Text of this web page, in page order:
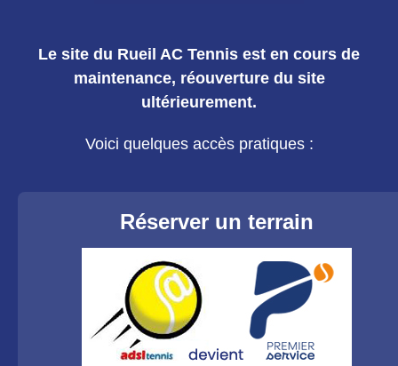
Le site du Rueil AC Tennis est en cours de
maintenance, réouverture du site
ultérieurement.
Voici quelques accès pratiques :
Réserver un terrain